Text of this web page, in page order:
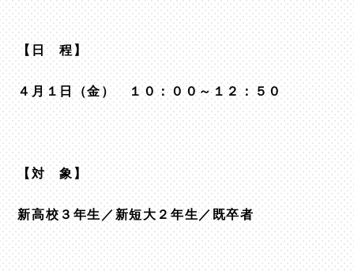
【日 程】
４月１日（金） １０：００～１２：５０
【対 象】
新高校３年生／新短大２年生／既卒者